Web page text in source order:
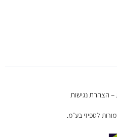
– הצהרת נגישות
לספיזי בע״מ.